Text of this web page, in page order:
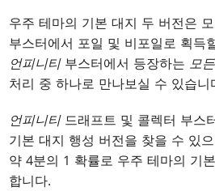
우주 테마의 기본 대지 두 버전은
부스터에서 포일 및 비포일로 획득
언피니티부스터에서 등장하는 모든
처리 중 하나로 만나보실 수 있습니
언피니티드래프트 및 콜렉터 부스
기본 대지 행성 버전을 찾을 수 있
약 4분의 1 확률로 우주 테마의 기
합니다.